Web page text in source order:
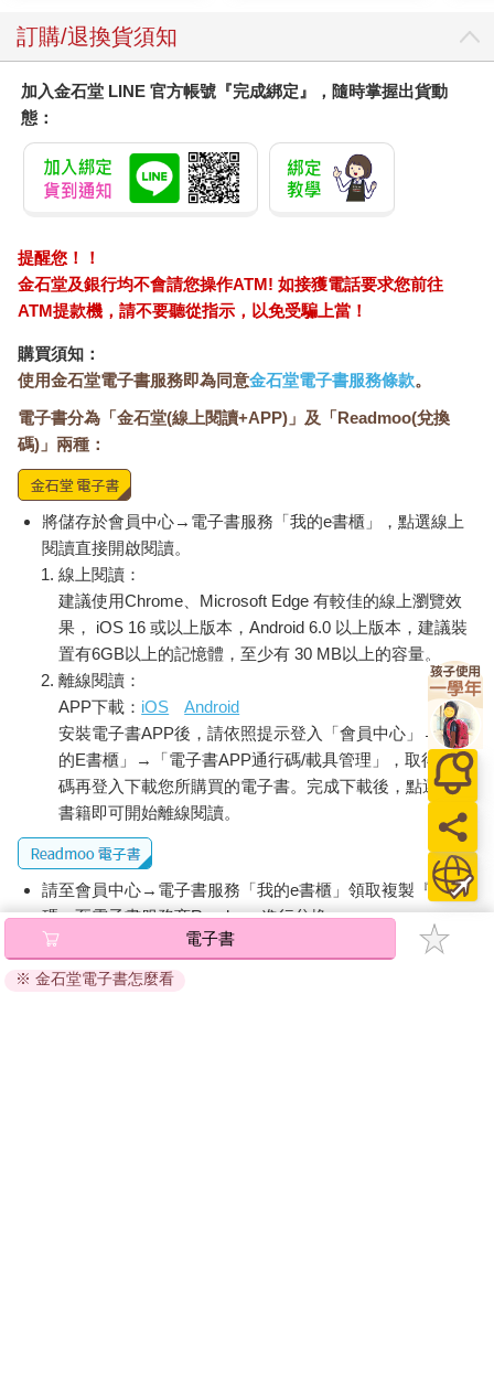
訂購/退換貨須知
加入金石堂 LINE 官方帳號『完成綁定』，隨時掌握出貨動
態：
提醒您！！
金石堂及銀行均不會請您操作ATM! 如接獲電話要求您前往
ATM提款機，請不要聽從指示，以免受騙上當！
購買須知：
使用金石堂電子書服務即為同意金石堂電子書服務條款。
電子書分為「金石堂(線上閱讀+APP)」及「Readmoo(兌換
碼)」兩種：
將儲存於會員中心→電子書服務「我的e書櫃」，點選線上
閱讀直接開啟閱讀。
線上閱讀：
建議使用Chrome、Microsoft Edge 有較佳的線上瀏覽效
果， iOS 16 或以上版本，Android 6.0 以上版本，建議裝
置有6GB以上的記憶體，至少有 30 MB以上的容量。
離線閱讀：
APP下載： iOS
Android
安裝電子書APP後，請依照提示登入「會員中心」→「我
的E書櫃」→「電子書APP通行碼/載具管理」，取得通行
碼再登入下載您所購買的電子書。完成下載後，點選任一
書籍即可開始離線閱讀。
請至會員中心→電子書服務「我的e書櫃」領取複製『兌換
碼』至電子書服務商Readmoo進行兌換。
退換貨須知：
因版權保護，您在金石堂所購買的電子書僅能以金石堂專屬
電子書
※ 金石堂電子書怎麼看